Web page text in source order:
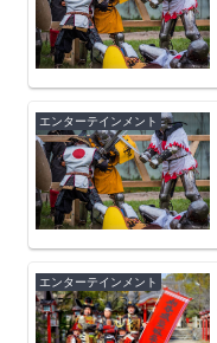
エンターテインメント
エンターテインメント